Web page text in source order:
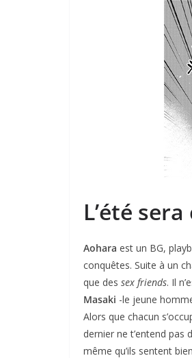
L’été
Aohara est un BG,
conquêtes. Suite à un
que des sex friends. Il
Masaki -le jeune
Alors que chacun
dernier ne t’entend
même qu’ils sentent